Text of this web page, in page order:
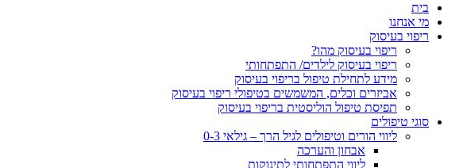
בית
מי אנחנו
ריפוי בעיסוק
ריפוי בעיסוק מהו?
ריפוי בעיסוק לילדים/ התפתחותי
מידע לתחילת טיפול בריפוי בעיסוק
אביזרים וכלים, המשמשים בטיפולי ריפוי בעיסוק
תפיסת טיפול הוליסטית בריפוי בעיסוק
סוגי טיפולים
ליווי הורים וטיפולים לגיל הרך – גילאי 0-3
אבחון והערכה
ליווי התפתחותי לתינוקות